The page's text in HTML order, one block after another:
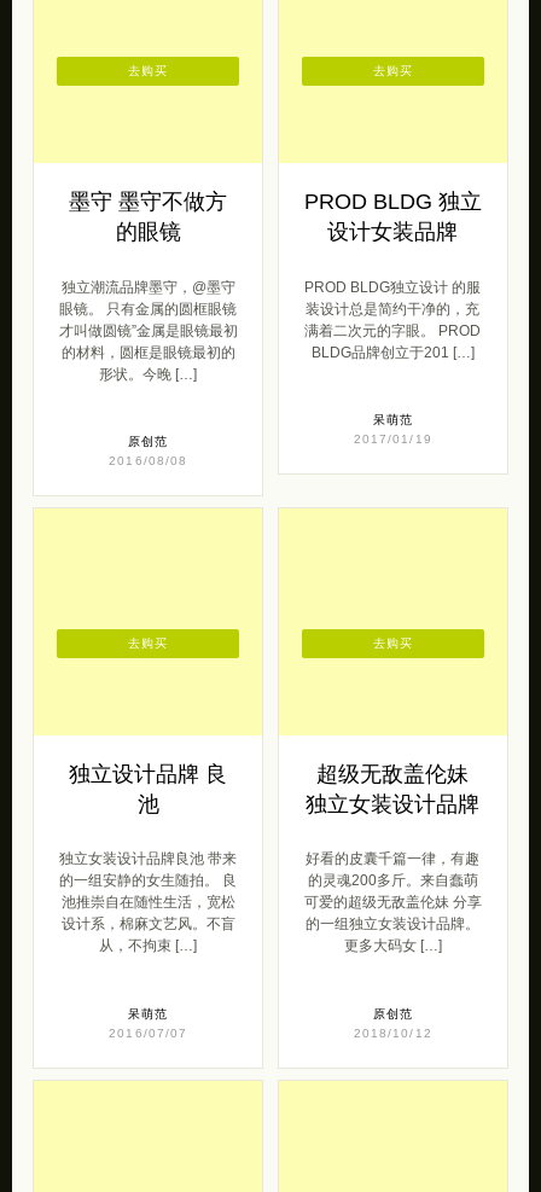
墨守 墨守不做方
的眼镜
独立潮流品牌墨守，@墨守
眼镜。 只有金属的圆框眼镜
才叫做圆镜”金属是眼镜最初
的材料，圆框是眼镜最初的
形状。今晚 […]
原创范
2016/08/08
去购买
PROD BLDG 独立
设计女装品牌
PROD BLDG独立设计 的服
装设计总是简约干净的，充
满着二次元的字眼。 PROD
BLDG品牌创立于201 […]
呆萌范
2017/01/19
去购买
独立设计品牌 良
池
独立女装设计品牌良池 带来
的一组安静的女生随拍。 良
池推崇自在随性生活，宽松
设计系，棉麻文艺风。不盲
从，不拘束 […]
呆萌范
2016/07/07
去购买
超级无敌盖伦妹
独立女装设计品牌
好看的皮囊千篇一律，有趣
的灵魂200多斤。来自蠢萌
可爱的超级无敌盖伦妹 分享
的一组独立女装设计品牌。
更多大码女 […]
原创范
2018/10/12
去购买